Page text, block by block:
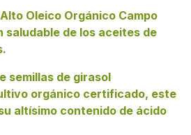
Oleico Orgánico Campo
saludable de los aceites de
semillas de girasol
orgánico certificado, este
altísimo contenido de ácido